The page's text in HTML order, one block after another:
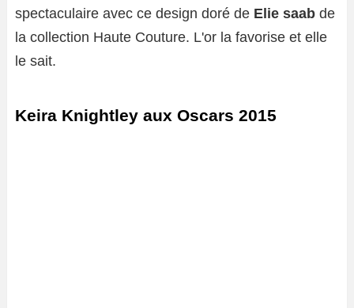
spectaculaire avec ce design doré de Elie saab de
la collection Haute Couture. L'or la favorise et elle
le sait.
Keira Knightley aux Oscars 2015